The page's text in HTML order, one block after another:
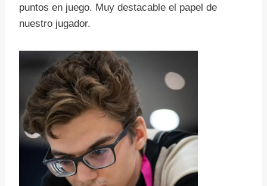
puntos en juego. Muy destacable el papel de
nuestro jugador.